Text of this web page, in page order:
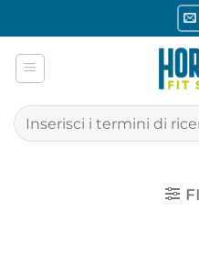
ai
contenuti
Cerca: